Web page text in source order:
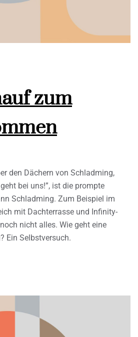
zum
den Dächern von Schladming,
bei uns!”, ist die prompte
Schladming. Zum Beispiel im
mit Dachterrasse und Infinity-
nicht alles. Wie geht eine
Ein Selbstversuch.